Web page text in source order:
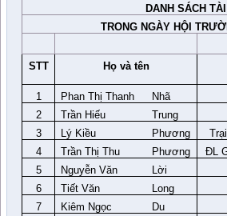
DANH SÁCH
TRONG NGÀY HỘI
STT Họ và tên
1
Phan Thị Thanh Nhã
2
Trần Hiếu Trung
3
Lý Kiều Phương
4
Trần Thị Thu Phương ĐL
5
Nguyễn Văn Lời
6
Tiết Văn Long
7
Kiêm Ngọc Du